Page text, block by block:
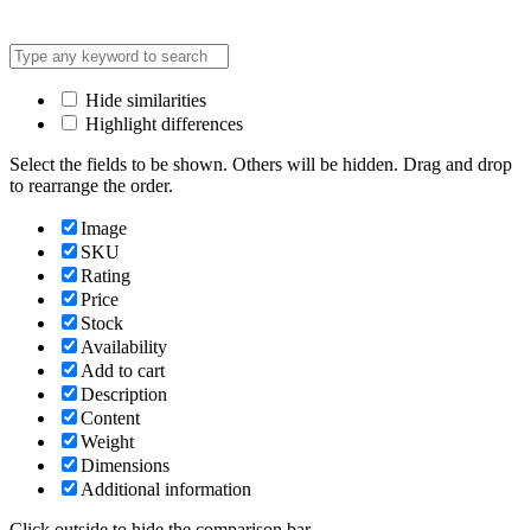
Hide similarities
Highlight differences
Select the fields to be shown. Others will be hidden. Drag and drop
to rearrange the order.
Image
SKU
Rating
Price
Stock
Availability
Add to cart
Description
Content
Weight
Dimensions
Additional information